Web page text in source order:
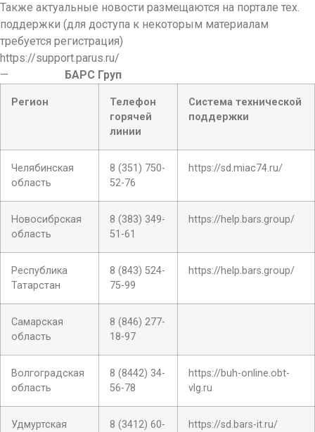
Также актуальные новости размещаются на портале тех.
поддержки (для доступа к некоторым материалам
требуется регистрация)
https://support.parus.ru/
—
БАРС Груп
Регион
Телефон
горячей
линии
Система технической
поддержки
Челябинская
область
8 (351) 750-
52-76
https://sd.miac74.ru/
Новосибрская
область
8 (383) 349-
51-61
https://help.bars.group/
Республика
Татарстан
8 (843) 524-
75-99
https://help.bars.group/
Самарская
область
8 (846) 277-
18-97
Волгоградская
область
8 (8442) 34-
56-78
https://buh-online.obt-
vlg.ru
Удмуртская
8 (3412) 60-
https://sd.bars-it.ru/